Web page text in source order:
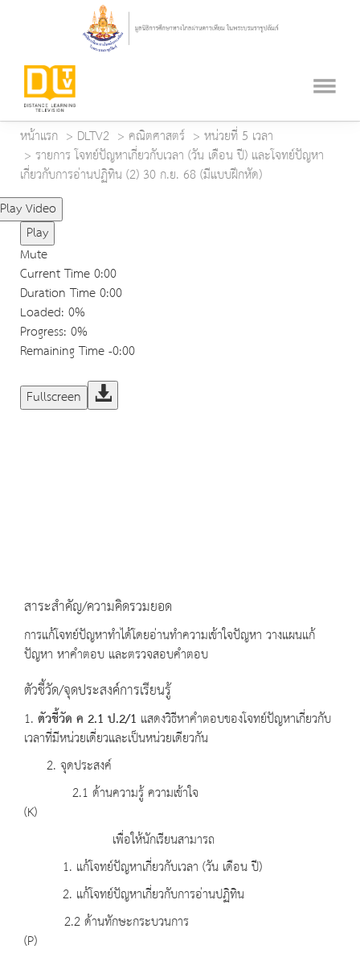
หน้าแรก DLTV2 คณิตศาสตร์
หน่วยที่ 5 เวลา
รายการ โจทย์ปัญหาเกี่ยวกับเวลา (วัน เดือน ปี) และโจทย์ปัญหา
เกี่ยวกับการอ่านปฏิทิน (2) 30 ก.ย. 68 (มีแบบฝึกหัด)
Play Video
Play
Mute
Current Time0:00
Duration Time0:00
Loaded: 0%
Progress: 0%
Remaining Time-0:00
Fullscreen
สาระสำคัญ/ความคิดรวมยอด
การแก้โจทย์ปัญหาทำได้โดยอ่านทำความเข้าใจปัญหา วางแผนแก้
ปัญหา หาคำตอบ และตรวจสอบคำตอบ
ตัวชี้วัด/จุดประสงค์การเรียนรู้
1. ตัวชี้วัด ค 2.1 ป.2/1 แสดงวิธีหาคำตอบของโจทย์ปัญหาเกี่ยวกับ
เวลาที่มีหน่วยเดี่ยวและเป็นหน่วยเดียวกัน
2. จุดประสงค์
2.1 ด้านความรู้ ความเข้าใจ
(K)
เพื่อให้นักเรียนสามารถ
1. แก้โจทย์ปัญหาเกี่ยวกับเวลา (วัน เดือน ปี)
2. แก้โจทย์ปัญหาเกี่ยวกับการอ่านปฏิทิน
2.2 ด้านทักษะกระบวนการ
(P)